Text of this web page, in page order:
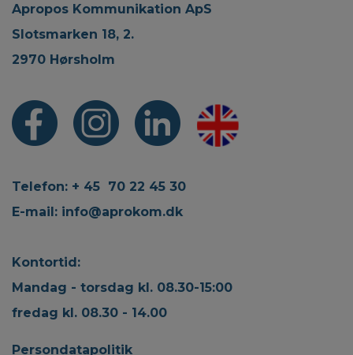
Apropos Kommunikation ApS
Slotsmarken 18, 2.
2970 Hørsholm
Telefon: + 45 70 22 45 30
E-mail: info@aprokom.dk
Kontortid:
Mandag - torsdag kl. 08.30-15:00
fredag kl. 08.30 - 14.00
Persondatapolitik